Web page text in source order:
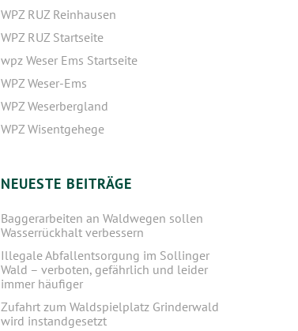
WPZ RUZ Reinhausen
WPZ RUZ Startseite
wpz Weser Ems Startseite
WPZ Weser-Ems
WPZ Weserbergland
WPZ Wisentgehege
NEUESTE BEITRÄGE
Baggerarbeiten an Waldwegen sollen
Wasserrückhalt verbessern
Illegale Abfallentsorgung im Sollinger
Wald – verboten, gefährlich und leider
immer häufiger
Zufahrt zum Waldspielplatz Grinderwald
wird instandgesetzt